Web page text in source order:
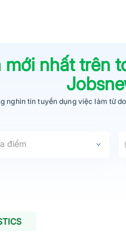
mới nhất trên
nghìn tin tuyển dụng việc làm từ
điểm